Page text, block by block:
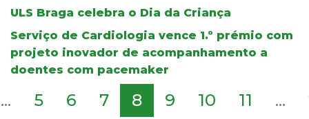
ULS Braga celebra o Dia da Criança
Serviço de Cardiologia vence 1.º prémio com
projeto inovador de acompanhamento a
doentes com pacemaker
... 5 6 7 8 9 10 11 ...